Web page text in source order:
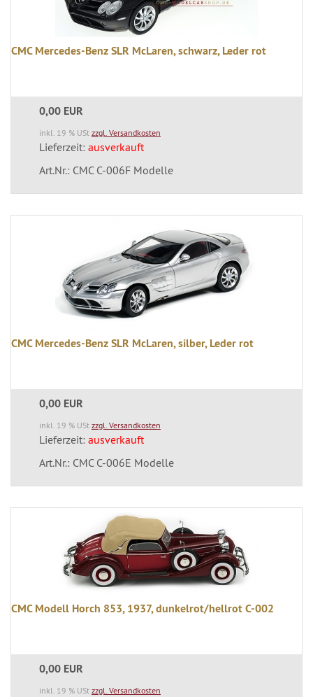
CMC Mercedes-Benz SLR McLaren, schwarz, Leder rot
0,00 EUR
inkl. 19 % USt zzgl. Versandkosten
Lieferzeit: ausverkauft
Art.Nr.: CMC C-006F Modelle
CMC Mercedes-Benz SLR McLaren, silber, Leder rot
0,00 EUR
inkl. 19 % USt zzgl. Versandkosten
Lieferzeit: ausverkauft
Art.Nr.: CMC C-006E Modelle
CMC Modell Horch 853, 1937, dunkelrot/hellrot C-002
0,00 EUR
inkl. 19 % USt zzgl. Versandkosten